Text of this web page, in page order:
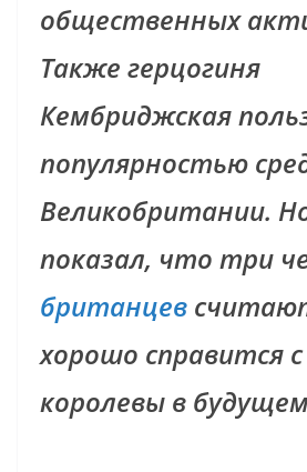
общественных
Также герцогиня
Кембриджская
популярностью
Великобритании.
показал, что три
британцев
хорошо справится
королевы в